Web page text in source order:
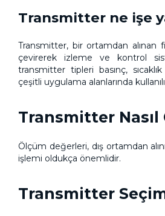
Transmitter ne işe
Transmitter, bir ortamdan alınan
çevirerek izleme ve kontrol
transmitter tipleri basınç,
çeşitli uygulama alanlarında
Transmitter Nasıl
Ölçüm değerleri, dış ortamdan
işlemi oldukça önemlidir.
Transmitter